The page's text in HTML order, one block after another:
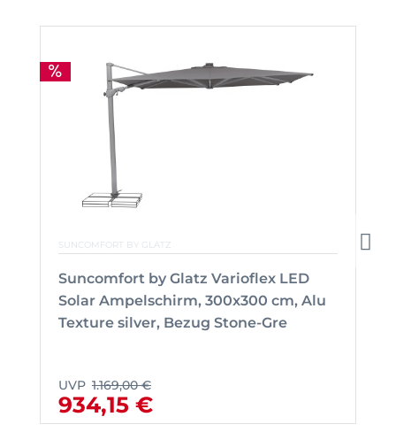
SUNCOMFORT BY GLATZ
Suncomfort by Glatz Varioflex LED
Solar Ampelschirm, 300x300 cm, Alu
Texture silver, Bezug Stone-Gre
UVP 1.169,00 €
934,15 €